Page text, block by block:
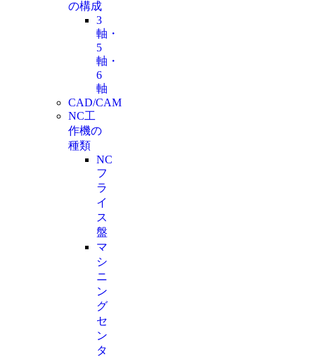
の構成
3
軸・
5
軸・
6
軸
CAD/CAM
NC工
作機の
種類
NC
フ
ラ
イ
ス
盤
マ
シ
ニ
ン
グ
セ
ン
タ